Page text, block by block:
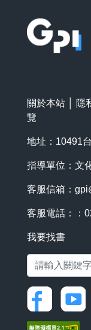
關於本站 隱
覽
地址：10491
指導單位：文
客服信箱：
客服電話：：
我要找書